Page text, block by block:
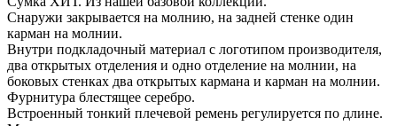
Снаружи закрывается на молнию, на задней стенке один
карман на молнии.
Внутри подкладочный материал с логотипом производителя,
два открытых отделения и одно отделение на молнии, на
боковых стенках два открытых кармана и карман на молнии.
Фурнитура блестящее серебро.
Встроенный тонкий плечевой ремень регулируется по длине.